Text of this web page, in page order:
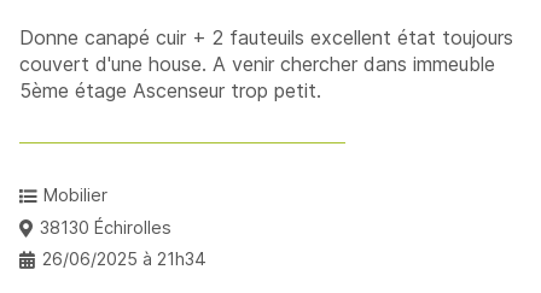
Donne canapé cuir + 2 fauteuils excellent état toujours
couvert d'une house. A venir chercher dans immeuble
5ème étage Ascenseur trop petit.
Mobilier
38130 Échirolles
26/06/2025 à 21h34